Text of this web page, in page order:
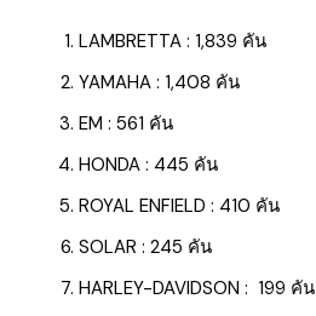
LAMBRETTA : 1,839 คัน
YAMAHA : 1,408 คัน
EM : 561 คัน
HONDA : 445 คัน
ROYAL ENFIELD : 410 คัน
SOLAR : 245 คัน
HARLEY-DAVIDSON : 199 คัน